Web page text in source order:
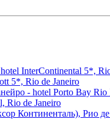
InterContinental 5*,
5*, Rio de Janeiro
- hotel Porto Bay Rio
Rio de Janeiro
Континенталь), Рио